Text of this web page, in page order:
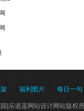
福利图片 每日一句
|乐逍遥网站设计网站版权